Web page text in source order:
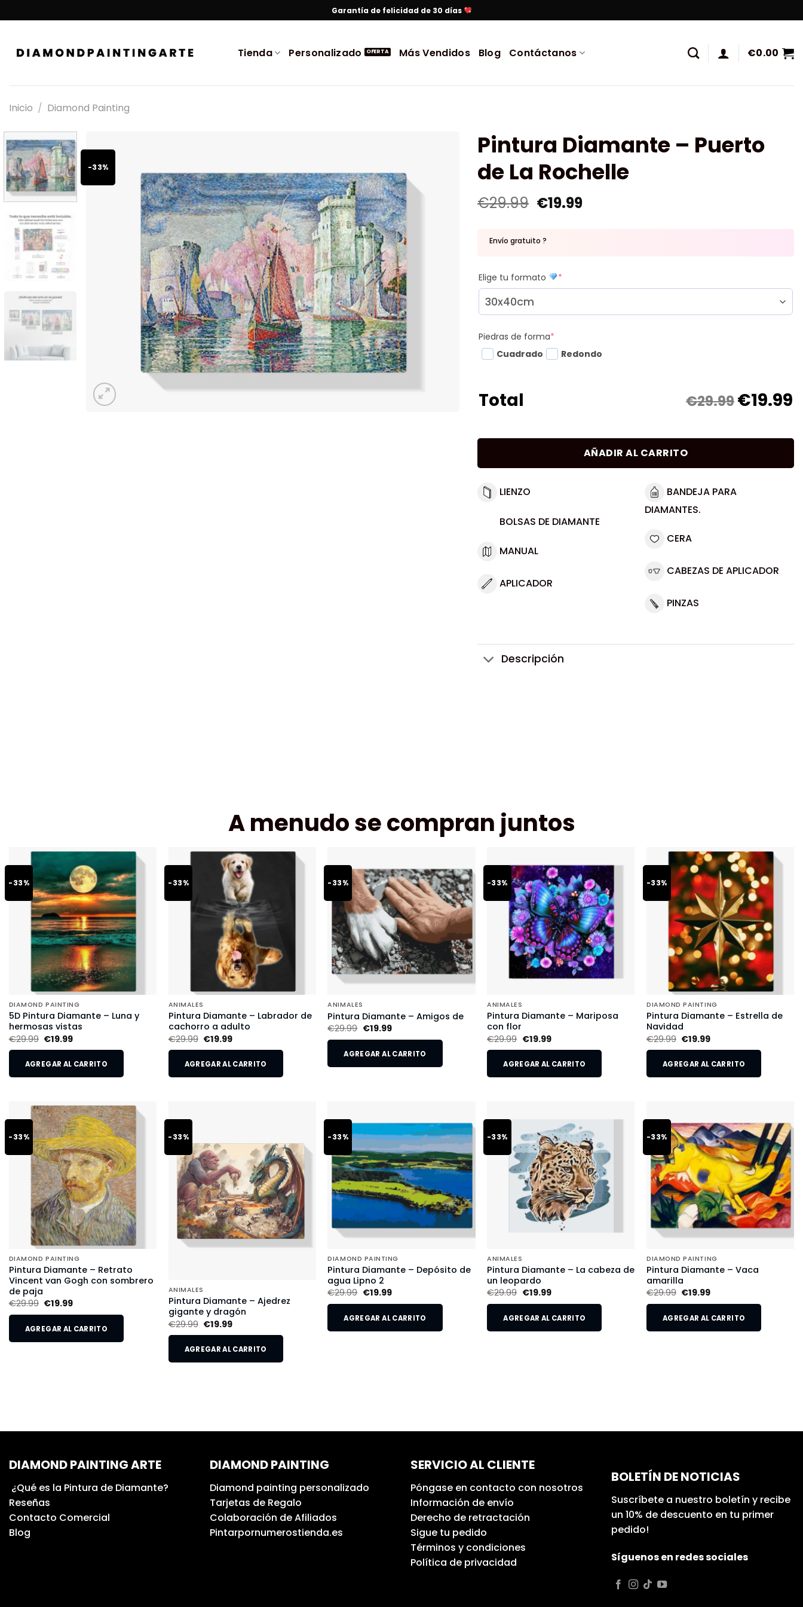
Garantía de felicidad de 30 días
Tienda Personalizado Más Vendidos Blog Contáctanos €0.00
Inicio / Diamond Painting
-33%
Pintura Diamante – Puerto
de La Rochelle
€29.99 €19.99
Envío gratuito ?
Elige tu formato *
Piedras de forma*
Cuadrado
Redondo
Total €29.99€19.99
AÑADIR AL CARRITO
LIENZO
BOLSAS DE DIAMANTE
MANUAL
APLICADOR
BANDEJA PARA
DIAMANTES.
CERA
CABEZAS DE APLICADOR
PINZAS
Descripción
A menudo se compran juntos
-33%
DIAMOND PAINTING
5D Pintura Diamante – Luna y
hermosas vistas
€29.99 €19.99
AGREGAR AL CARRITO
-33%
ANIMALES
Pintura Diamante – Labrador de
cachorro a adulto
€29.99 €19.99
AGREGAR AL CARRITO
-33%
ANIMALES
Pintura Diamante – Amigos de
€29.99 €19.99
AGREGAR AL CARRITO
-33%
ANIMALES
Pintura Diamante – Mariposa
con flor
€29.99 €19.99
AGREGAR AL CARRITO
-33%
DIAMOND PAINTING
Pintura Diamante – Estrella de
Navidad
€29.99 €19.99
AGREGAR AL CARRITO
-33%
DIAMOND PAINTING
Pintura Diamante – Retrato
Vincent van Gogh con sombrero
de paja
€29.99 €19.99
AGREGAR AL CARRITO
-33%
ANIMALES
Pintura Diamante – Ajedrez
gigante y dragón
€29.99 €19.99
AGREGAR AL CARRITO
-33%
DIAMOND PAINTING
Pintura Diamante – Depósito de
agua Lipno 2
€29.99 €19.99
AGREGAR AL CARRITO
-33%
ANIMALES
Pintura Diamante – La cabeza de
un leopardo
€29.99 €19.99
AGREGAR AL CARRITO
-33%
DIAMOND PAINTING
Pintura Diamante – Vaca
amarilla
€29.99 €19.99
AGREGAR AL CARRITO
DIAMOND PAINTING ARTE
¿Qué es la Pintura de Diamante?
Reseñas
Contacto Comercial
Blog
DIAMOND PAINTING
Diamond painting personalizado
Tarjetas de Regalo
Colaboración de Afiliados
Pintarpornumerostienda.es
SERVICIO AL CLIENTE
Póngase en contacto con nosotros
Información de envío
Derecho de retractación
Sigue tu pedido
Términos y condiciones
Política de privacidad
BOLETÍN DE NOTICIAS
Suscríbete a nuestro boletín y recibe
un 10% de descuento en tu primer
pedido!
Síguenos en redes sociales